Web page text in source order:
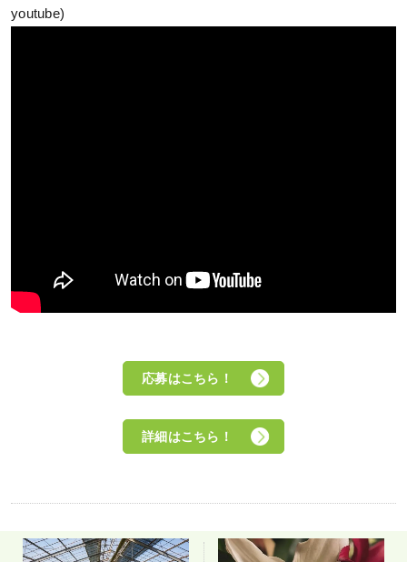
youtube)
応募はこちら！
詳細はこちら！